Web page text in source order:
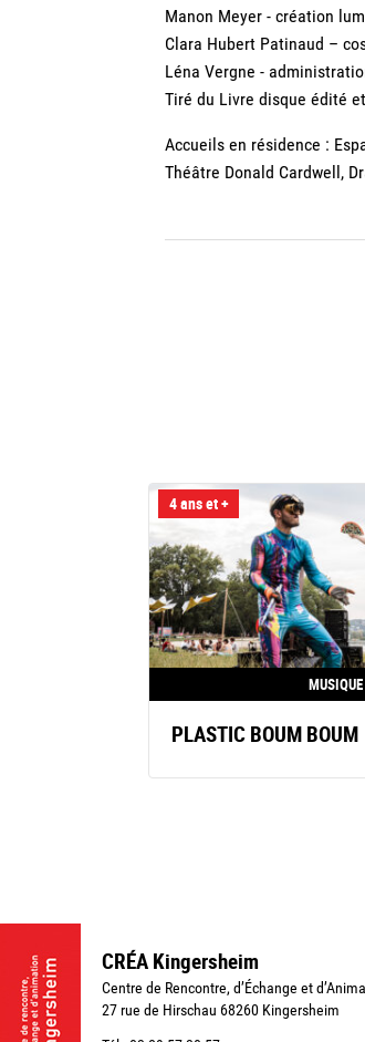
Manon Meyer - création
Clara Hubert Patinaud –
Léna Vergne -
Tiré du Livre disque édité et
Accueils en résidence :
Théâtre Donald Cardwell,
4 ans et +
MUSIQUE
PLASTIC BOUM BOUM
CRÉA Kingersheim
Centre de Rencontre, d’Échange et
27 rue de Hirschau 68260 Kingersheim